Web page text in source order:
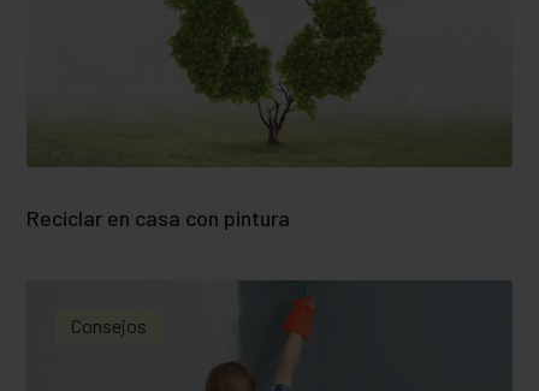
Reciclar en casa con pintura
Consejos